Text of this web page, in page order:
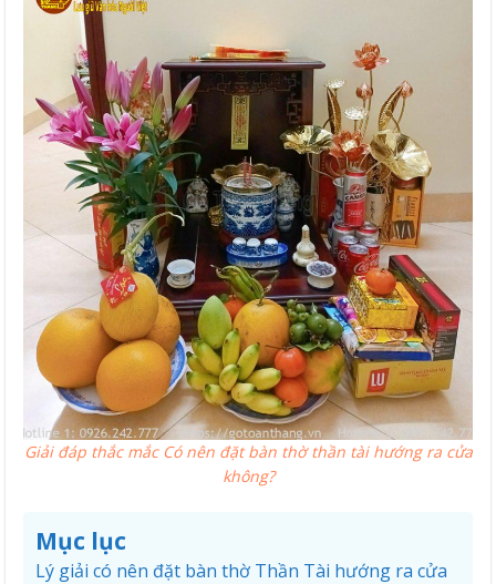
Giải đáp thắc mắc Có nên đặt bàn thờ thần tài hướng ra cửa
không?
Mục lục
Lý giải có nên đặt bàn thờ Thần Tài hướng ra cửa